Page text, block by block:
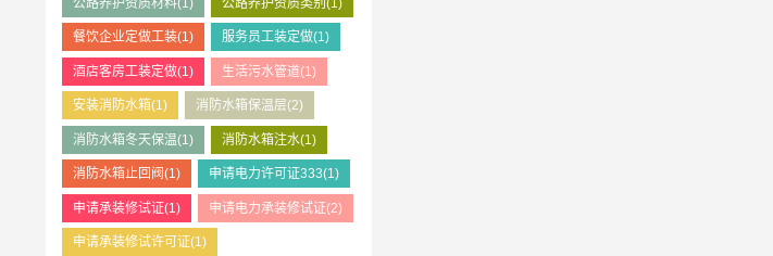
餐饮企业定做工装(1) 服务员工装定做(1)
酒店客房工装定做(1) 生活污水管道(1)
安装消防水箱(1) 消防水箱保温层(2)
消防水箱冬天保温(1) 消防水箱注水(1)
消防水箱止回阀(1) 申请电力许可证333(1)
申请承装修试证(1) 申请电力承装修试证(2)
申请承装修试许可证(1)